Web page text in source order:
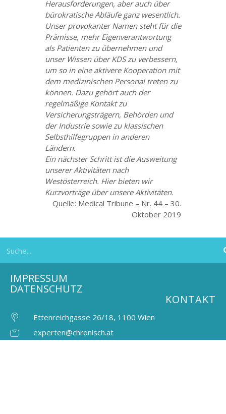
Herausforderungen, aber auch über
bürokratische Abläufe ganz wesentlich.
Unser provokanter Namen steht für die
Prämisse, mehr Eigenverantwortung
als Patienten zu übernehmen und
unser Wissen über KDS zu verbessern,
um so in eine aktivere Kooperation mit
dem medizinischen Personal treten zu
können. Dazu gehört auch der
regelmäßige Kontakt zu
Versicherungsträgern, Behörden und
der Industrie sowie zu klassischen
Selbsthilfegruppen in anderen
Ländern.
Ein nächster Schritt ist die Ausweitung
unserer Aktivitäten nach
Westösterreich. Hier bieten wir
Kurzvorträge über unsere Aktivitäten.
Quelle: Medical Tribune – Nr. 44 – 30.
Oktober 2019
IMPRESSUM
DATENSCHUTZ
KONTAKT
Ettenreichgasse 26/18, 1100 Wien
experten@chronisch.at